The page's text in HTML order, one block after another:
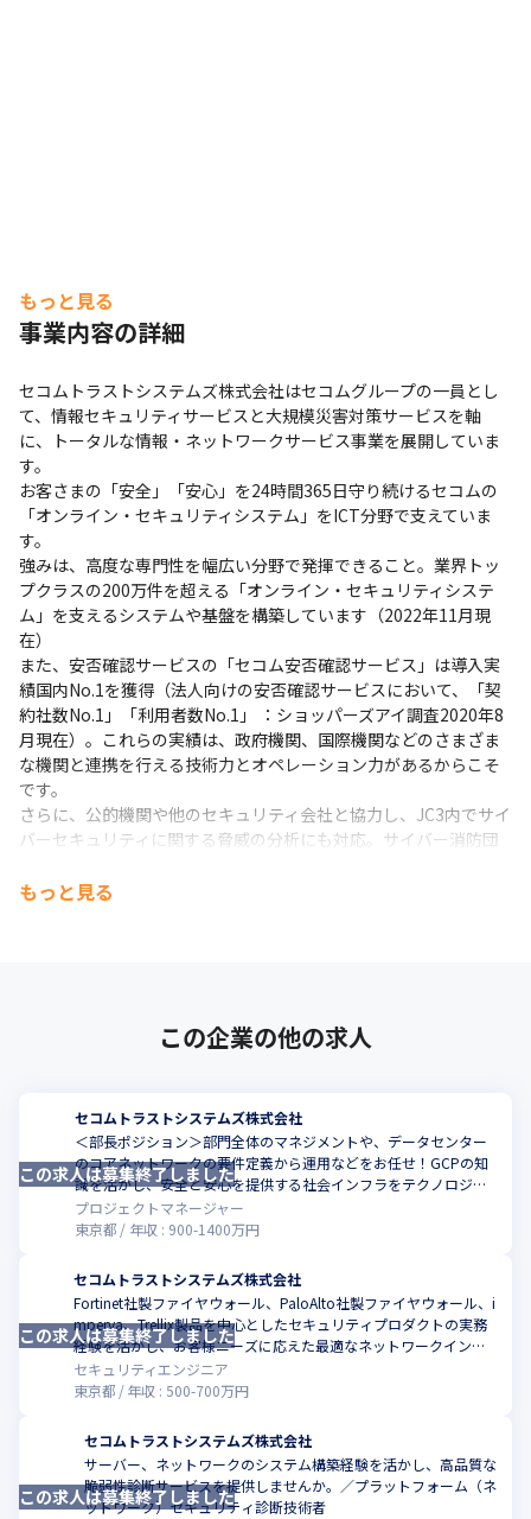
新しい技術へのチャレンジができる環境です。
もっと見る
事業内容の詳細
セコムトラストシステムズ株式会社はセコムグループの一員とし
て、情報セキュリティサービスと大規模災害対策サービスを軸
に、トータルな情報・ネットワークサービス事業を展開していま
す。
お客さまの「安全」「安心」を24時間365日守り続けるセコムの
「オンライン・セキュリティシステム」をICT分野で支えていま
す。
強みは、高度な専門性を幅広い分野で発揮できること。業界トッ
プクラスの200万件を超える「オンライン・セキュリティシステ
ム」を支えるシステムや基盤を構築しています（2022年11月現
在）
また、安否確認サービスの「セコム安否確認サービス」は導入実
績国内No.1を獲得（法人向けの安否確認サービスにおいて、「契
約社数No.1」「利用者数No.1」 ：ショッパーズアイ調査2020年8
月現在）。これらの実績は、政府機関、国際機関などのさまざま
な機関と連携を行える技術力とオペレーション力があるからこそ
です。
さらに、公的機関や他のセキュリティ会社と協力し、JC3内でサイ
バーセキュリティに関する脅威の分析にも対応。サイバー消防団
情報セキュリティ事案に対応する組織も構築しています。
もっと見る
この企業の他の求人
セコムトラストシステムズ株式会社
＜部長ポジション＞部門全体のマネジメントや、データセンター
のコアネットワークの要件定義から運用などをお任せ！GCPの知
識を活かし、安全と安心を提供する社会インフラをテクノロジー
で支えませんか？
プロジェクトマネージャー
東京都
年収 : 900-1400万円
この求人は募集終了しました
セコムトラストシステムズ株式会社
Fortinet社製ファイヤウォール、PaloAlto社製ファイヤウォール、i
mperva、Trellix製品を中心としたセキュリティプロダクトの実務
経験を活かし、お客様ニーズに応えた最適なネットワークインフ
ラ環境を提供しませんか。
セキュリティエンジニア
東京都
年収 :500-700万円
この求人は募集終了しました
セコムトラストシステムズ株式会社
サーバー、ネットワークのシステム構築経験を活かし、高品質な
脆弱性診断サービスを提供しませんか。／プラットフォーム（ネ
ットワーク）セキュリティ診断技術者
この求人は募集終了しました